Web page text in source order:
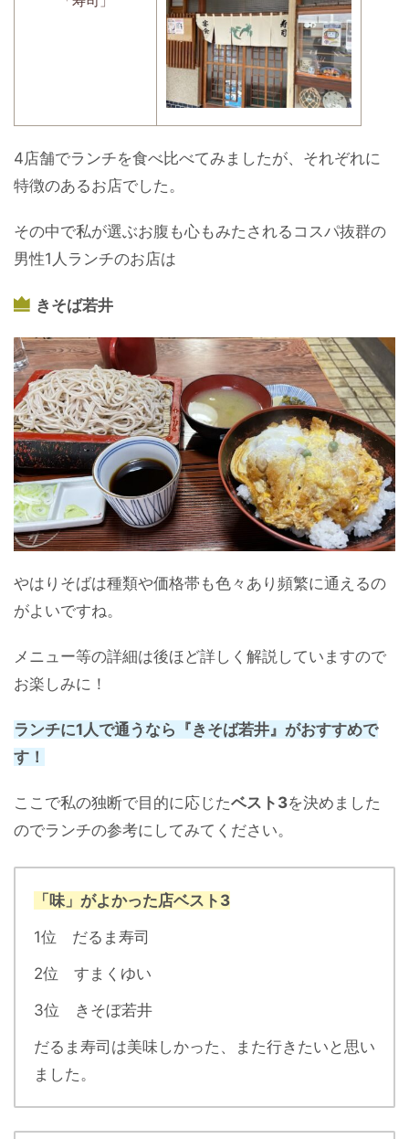
4店舗でランチを食べ比べてみましたが、それぞれに
特徴のあるお店でした。
その中で私が選ぶお腹も心もみたされるコスパ抜群の
男性1人ランチのお店は
きそば若井
やはりそばは種類や価格帯も色々あり頻繁に通えるの
がよいですね。
メニュー等の詳細は後ほど詳しく解説していますので
お楽しみに！
ランチに1人で通うなら『きそば若井』がおすすめで
す！
ここで私の独断で目的に応じたベスト3を決めました
のでランチの参考にしてみてください。
「味」がよかった店ベスト3
1位 だるま寿司
2位 すまくゆい
3位 きそぼ若井
だるま寿司は美味しかった、また行きたいと思い
ました。